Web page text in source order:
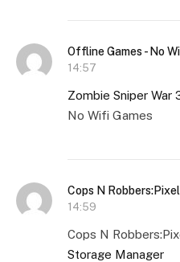
Offline Games - No
14:57
Zombie Sniper War
No Wifi Games
Cops N
14:59
Cops N
Storage Manager